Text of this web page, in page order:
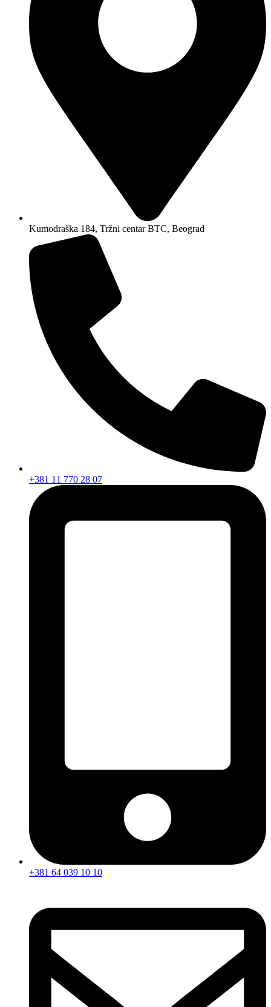
Kumodraška 184, Tržni centar BTC, Beograd
+381 11 770 28 07
+381 64 039 10 10